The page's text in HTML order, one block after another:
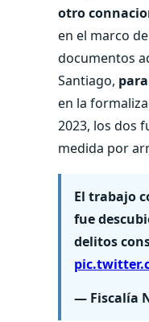
otro
en el marco
documentos
Santiago,
en la
2023, los dos
medida por
El trabajo
fue
delitos
— Fiscalía